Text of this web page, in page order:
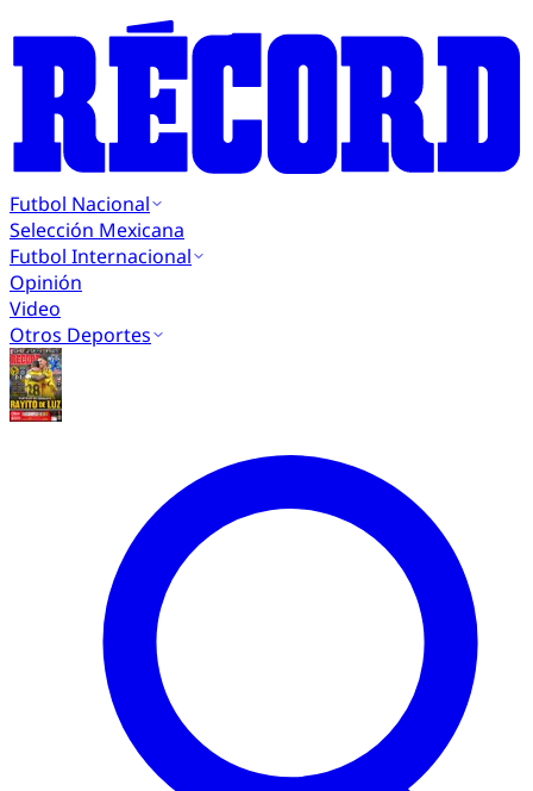
Futbol Nacional
Selección Mexicana
Futbol Internacional
Opinión
Video
Otros Deportes